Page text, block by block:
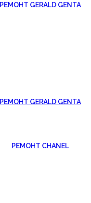
РЕМОНТ GERALD GENTA
РЕМОНТ GERALD GENTA
РЕМОНТ CHANEL